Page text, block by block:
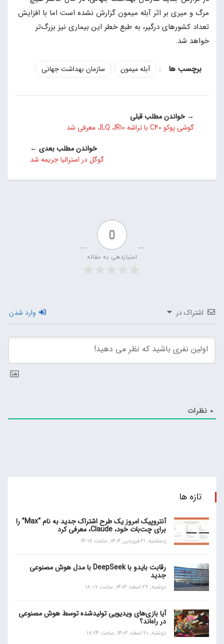
مرگ و میری بر اثر آبله میمون گزارش نشده است اما با افزایش
تعداد کشورهای درگیر، به طبع خطر این بیماری نیز بزرگ‌تر
خواهد شد.
: آبله میمون سازمان بهداشت جهانی
→ خواندن مطلب قبلی
گوشی پوکو C40 با تراشه JLQ JR10 معرفی شد
خواندن مطلب بعدی ←
گوگل در استرالیا جریمه شد
0
امتیازدهی به مقاله
اشتراک در وارد شدن
0 نظرات
تازه ها
آنتروپیک امروز یک طرح اشتراک جدید به نام “Max” را
برای چت‌بات خود، Claude، معرفی کرد
پنجشنبه, 21 فروردین 1404, ساعت 14:17
رقابت بایدو با DeepSeek با مدل هوش مصنوعی
جدید
دوشنبه, 27 اسفند 1403, ساعت 18:07
آیا بازی‌های ویدیویی تولیدشده توسط هوش مصنوعی
در راه‌اند؟
دوشنبه, 20 اسفند 1403, ساعت 18:24